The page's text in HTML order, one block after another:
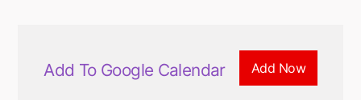
Add To Google Calendar Add Now